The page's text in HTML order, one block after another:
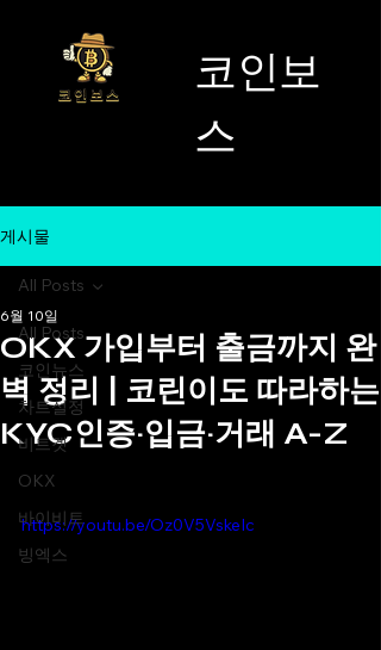
코인보
스
게시물
All Posts
코인뉴스
차트설정
비트겟
OKX
바이비트
빙엑스
All Posts
OKX 가입부터 출금까지 완
벽 정리 | 코린이도 따라하는
KYC인증·입금·거래 A-Z
6월 10일
https://youtu.be/Oz0V5VskeIc